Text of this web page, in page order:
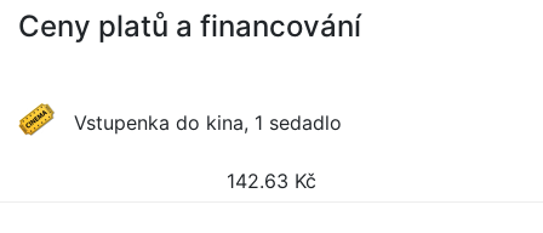
Ceny platů a financování
Vstupenka do kina, 1 sedadlo
142.63 Kč